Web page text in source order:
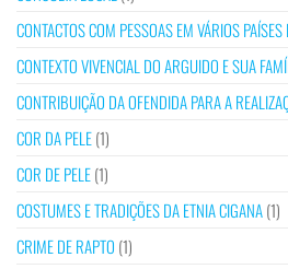
CONTACTOS COM PESSOAS EM VÁRIOS
CONTEXTO VIVENCIAL DO ARGUIDO E SUA
CONTRIBUIÇÃO DA OFENDIDA PARA A
COR DA PELE(1)
COR DE PELE(1)
COSTUMES E TRADIÇÕES DA ETNIA CIGANA(1)
CRIME DE RAPTO (1)